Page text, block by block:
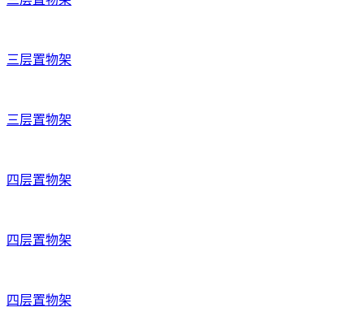
三层置物架
三层置物架
四层置物架
四层置物架
四层置物架